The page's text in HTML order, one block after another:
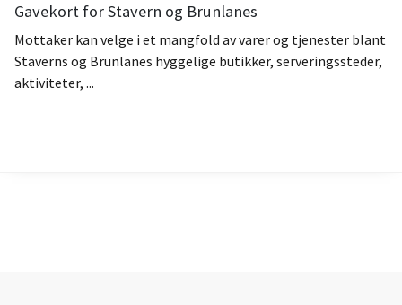
Gavekort for Stavern og Brunlanes
Mottaker kan velge i et mangfold av varer og tjenester blant
Staverns og Brunlanes hyggelige butikker, serveringssteder,
aktiviteter, ...